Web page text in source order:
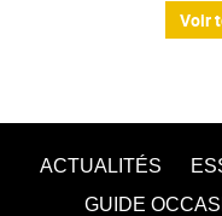
Voir
ACTUALITÉS
GUIDE